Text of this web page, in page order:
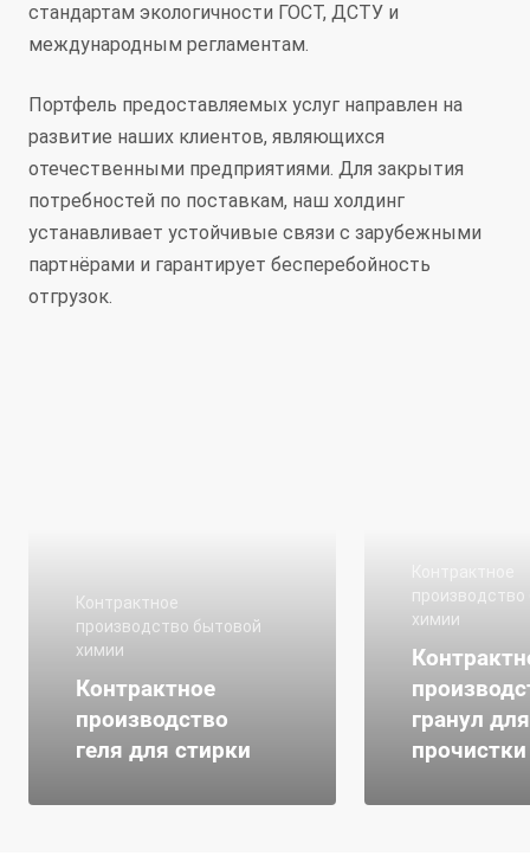
стандартам экологичности ГОСТ, ДСТУ и
международным регламентам.
Портфель предоставляемых услуг направлен на
развитие наших клиентов, являющихся
отечественными предприятиями. Для закрытия
потребностей по поставкам, наш холдинг
устанавливает устойчивые связи с зарубежными
партнёрами и гарантирует бесперебойность
отгрузок.
Контрактное
производство бытовой
химии
Контрактное
производство
геля для стирки
химии
гранул для